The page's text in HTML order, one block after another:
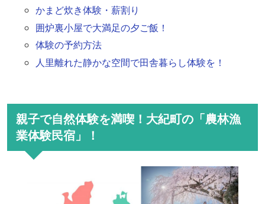
かまど炊き体験・薪割り
囲炉裏小屋で大満足の夕ご飯！
体験の予約方法
人里離れた静かな空間で田舎暮らし体験を！
親子で自然体験を満喫！大紀町の「農林漁
業体験民宿」！